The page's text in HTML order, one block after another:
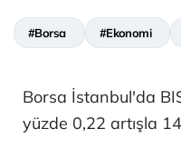
#Borsa #Ekonomi
Borsa İstanbul'da
yüzde 0,22 artışla